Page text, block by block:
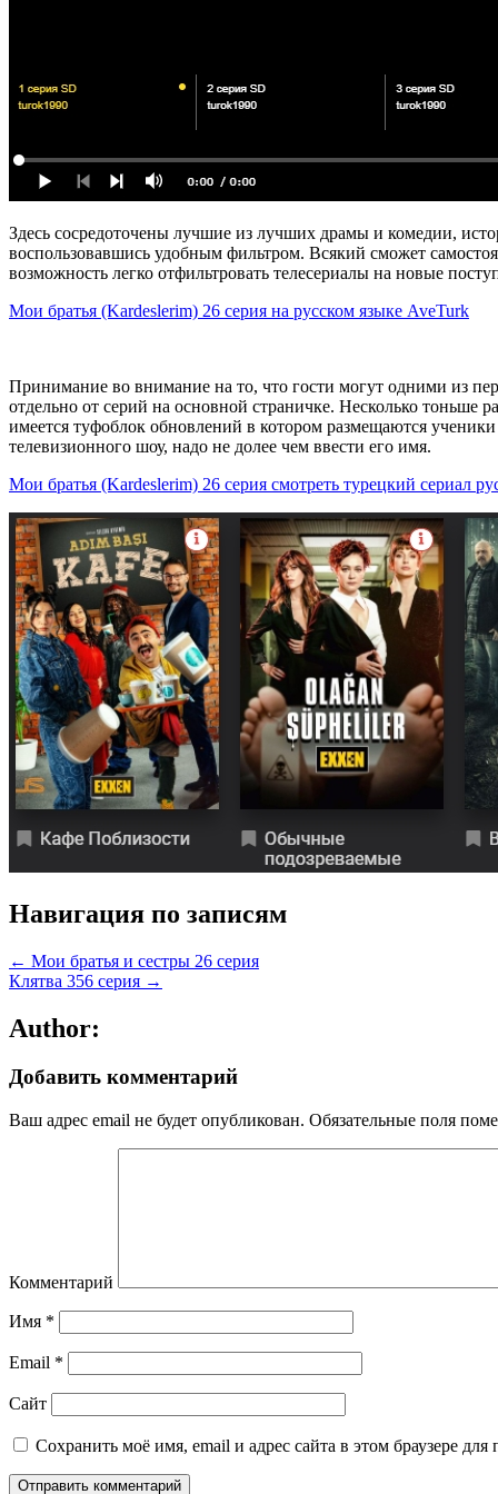
Здесь сосредоточены лучшие из лучших драмы и комедии,
воспользовавшись удобным фильтром. Всякий сможет
возможность легко отфильтровать телесериалы на новые
Мои братья (Kardeslerim) 26 серия на русском языке AveTurk
Принимание во внимание на то, что гости могут одними из
отдельно от серий на основной страничке. Несколько
имеется туфоблок обновлений в котором размещаются
телевизионного шоу, надо не долее чем ввести его имя.
Мои братья (Kardeslerim) 26 серия смотреть турецкий сериал
Навигация по записям
← Мои братья и сестры 26 серия
Клятва 356 серия →
Author:
Добавить комментарий
Ваш адрес email не будет опубликован. Обязательные поля
Комментарий
Имя *
Email *
Сайт
Сохранить моё имя, email и адрес сайта в этом браузере